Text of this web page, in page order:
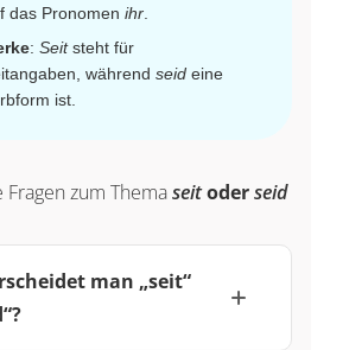
das Pronomen ihr
: Seitsteht für
während seid eine
ist.
zum Themaseitoderseid
man „seit“